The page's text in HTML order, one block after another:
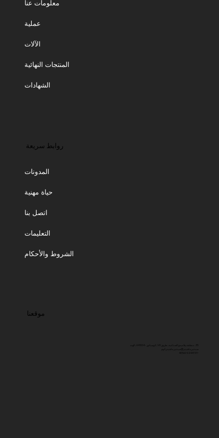
معلومات عنا
عملية
الآلات
المنتجات النهائية
الشهادات
روابط سريعة
المدونات
حياة مهنية
اتصل بنا
التعليمات
الشروط والأحكام
موقعنا